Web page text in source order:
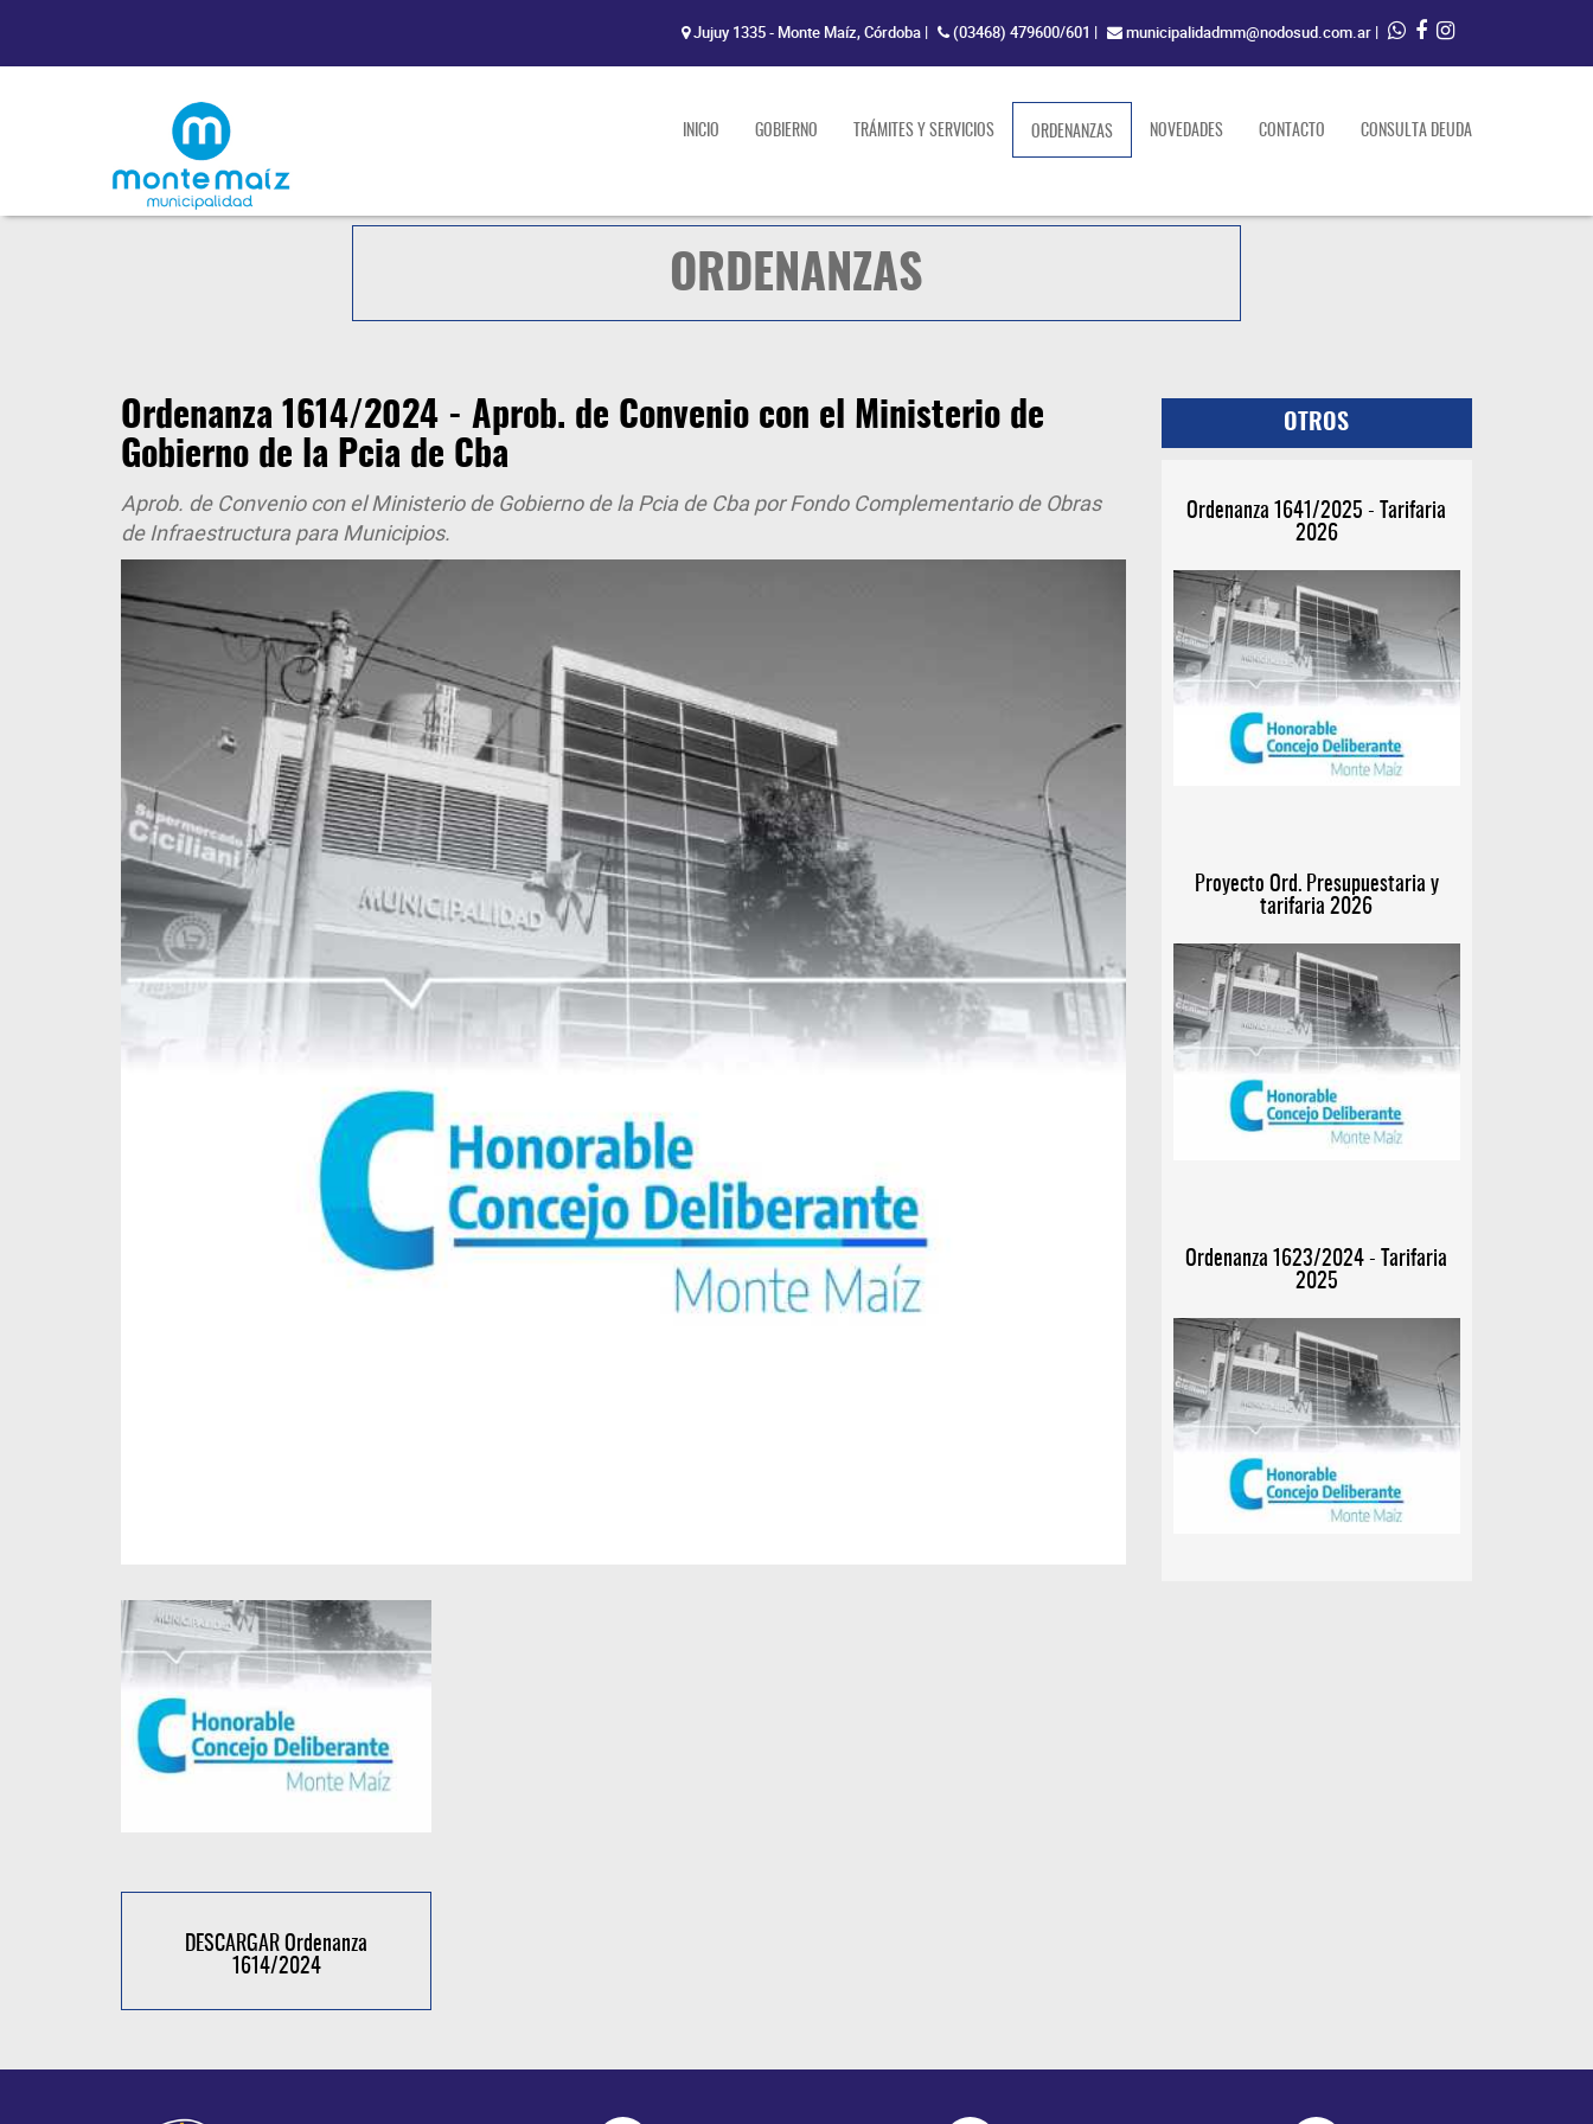
Jujuy 1335 - Monte Maíz, Córdoba | (03468) 479600/601 | municipalidadmm@nodosud.com.ar |
INICIO GOBIERNO TRÁMITES Y SERVICIOS ORDENANZAS(current)NOVEDADES CONTACTO CONSULTA DEUDA
ORDENANZAS
Ordenanza 1614/2024 - Aprob. de Convenio con el Ministerio de
Gobierno de la Pcia de Cba
Aprob. de Convenio con el Ministerio de Gobierno de la Pcia de Cba por Fondo Complementario de Obras
de Infraestructura para Municipios.
DESCARGAR Ordenanza
1614/2024
OTROS
Ordenanza 1641/2025 - Tarifaria
2026
Proyecto Ord. Presupuestaria y
tarifaria 2026
Ordenanza 1623/2024 - Tarifaria
2025